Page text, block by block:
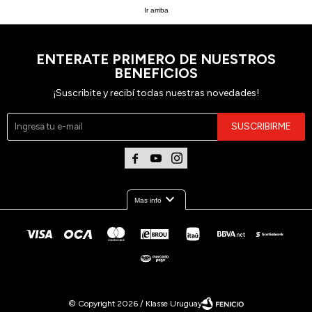
Ir arriba
ENTERATE PRIMERO DE NUESTROS
BENEFICIOS
¡Suscribite y recibí todas nuestras novedades!
SUSCRIBIRME
  
Mas infoexpand_more
© Copyright 2026 / Klasse Uruguay